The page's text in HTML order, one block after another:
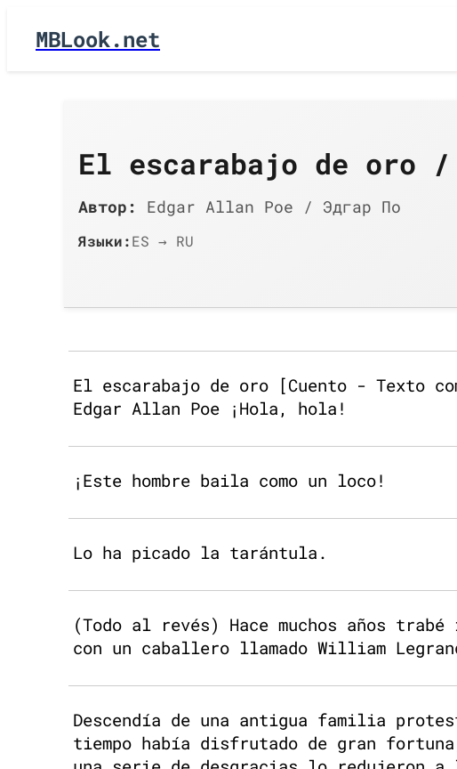
MBLook.net
El escarabajo de oro /
Автор: Edgar Allan Poe / Эдгар По
Языки:ES → RU
El escarabajo de oro [Cuento - Texto
Edgar Allan Poe ¡Hola, hola!
¡Este hombre baila como un loco!
Lo ha picado la tarántula.
(Todo al revés) Hace muchos años
con un caballero llamado William
Descendía de una antigua familia
tiempo había disfrutado de gran